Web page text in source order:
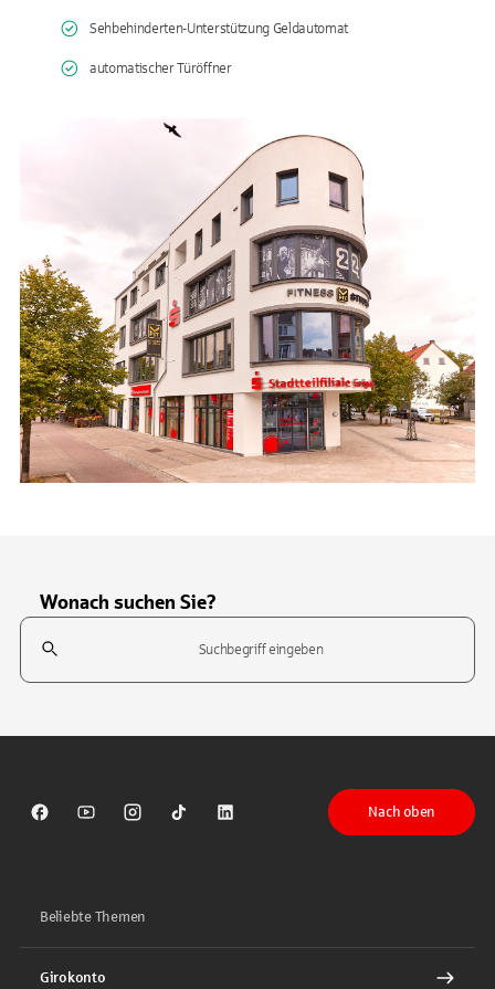
Sehbehinderten-Unterstützung Geldautomat
automatischer Türöffner
Wonach suchen Sie?
Suchfeld
Sparkasse auf Facebook
Sparkasse auf Youtube
Sparkasse auf Instagram
Sparkasse auf TikTok
Sparkasse auf LinkedIn
Nach oben
Beliebte Themen
Girokonto